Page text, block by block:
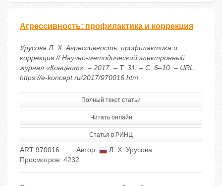
Агрессивность: профилактика и коррекция
Урусова Л. Х. Агрессивность: профилактика и
коррекция // Научно-методический электронный
журнал «Концепт». – 2017. – Т. 31. – С. 6–10. – URL:
https://e-koncept.ru/2017/970016.htm
Полный текст статьи
Читать онлайн
Статья в РИНЦ
ART 970016 Автор:
Л. Х. Урусова
Просмотров: 4232